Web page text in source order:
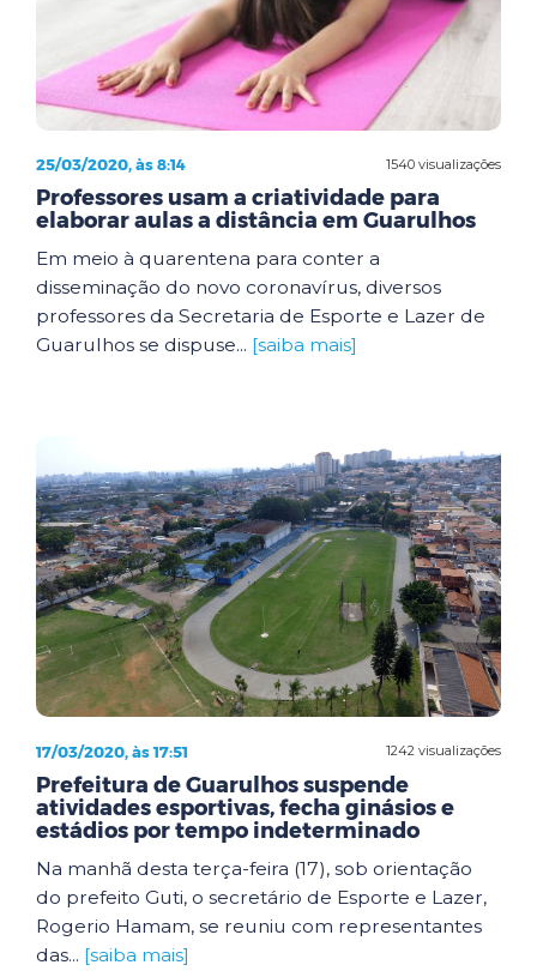
1540 visualizações
25/03/2020, às 8:14
Professores usam a criatividade para
elaborar aulas a distância em Guarulhos
Em meio à quarentena para conter a
disseminação do novo coronavírus, diversos
professores da Secretaria de Esporte e Lazer de
Guarulhos se dispuse... [saiba mais]
1242 visualizações
17/03/2020, às 17:51
Prefeitura de Guarulhos suspende
atividades esportivas, fecha ginásios e
estádios por tempo indeterminado
Na manhã desta terça-feira (17), sob orientação
do prefeito Guti, o secretário de Esporte e Lazer,
Rogerio Hamam, se reuniu com representantes
das... [saiba mais]